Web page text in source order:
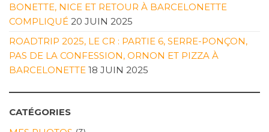
BONETTE, NICE ET RETOUR À BARCELONETTE
COMPLIQUÉ 20 JUIN 2025
ROADTRIP 2025, LE CR : PARTIE 6, SERRE-PONÇON,
PAS DE LA CONFESSION, ORNON ET PIZZA À
BARCELONETTE 18 JUIN 2025
CATÉGORIES